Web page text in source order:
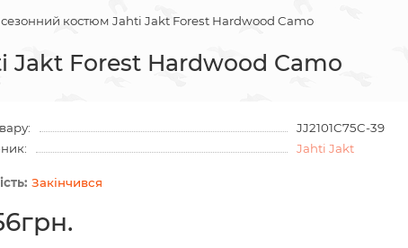
костюм Jahti Jakt Forest Hardwood Camo
Jakt Forest Hardwood Camo
JJ2101C75C-39
Jahti Jakt
Закінчився